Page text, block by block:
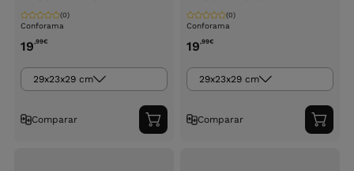
Conforama
(0)
19,99€
29x23x29 cm
Comparar
Adicionar
ao
Conforama
(0)
19,99€
29x23x29 cm
Comparar
ao